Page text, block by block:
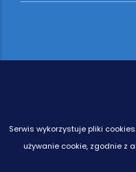
Serwis wykorzystuje pliki cookies.
używanie cookie, zgodnie z